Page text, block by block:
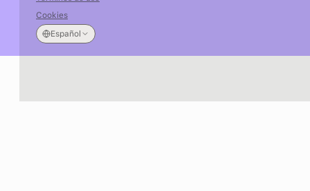
Cookies
Español